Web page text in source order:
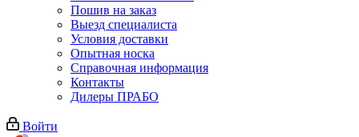
Пошив на заказ
Выезд специалиста
Условия доставки
Опытная носка
Справочная информация
Контакты
Дилеры ПРАБО
Войти